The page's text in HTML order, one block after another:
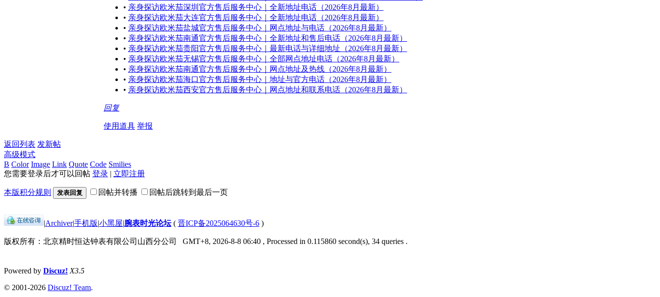
• 亲身探访欧米茄深圳官方售后服务中心｜全新地址电话（2026年8月最新）
• 亲身探访欧米茄大连官方售后服务中心｜全新地址电话（2026年8月最新）
• 亲身探访欧米茄盐城官方售后服务中心｜网点地址与电话（2026年8月最新）
• 亲身探访欧米茄南通官方售后服务中心｜全新地址和售后电话（2026年8月最新）
• 亲身探访欧米茄贵阳官方售后服务中心｜最新电话与详细地址（2026年8月最新）
• 亲身探访欧米茄无锡官方售后服务中心｜全部网点地址电话（2026年8月最新）
• 亲身探访欧米茄南通官方售后服务中心｜网点地址及热线（2026年8月最新）
• 亲身探访欧米茄海口官方售后服务中心｜地址与官方电话（2026年8月最新）
• 亲身探访欧米茄西安官方售后服务中心｜网点地址和联系电话（2026年8月最新）
回复
使用道具 举报
返回列表 发新帖
高级模式
B Color Image Link Quote Code Smilies
您需要登录后才可以回帖 登录 | 立即注册
本版积分规则 发表回复 回帖并转播 回帖后跳转到最后一页
|Archiver|手机版|小黑屋|腕表时光论坛( 晋ICP备2025064630号-6 )
版权所有：北京精时恒达钟表有限公司山西分公司 GMT+8, 2026-8-8 06:40 , Processed in 0.115860 second(s), 34 queries .
Powered by Discuz! X3.5
© 2001-2026 Discuz! Team.